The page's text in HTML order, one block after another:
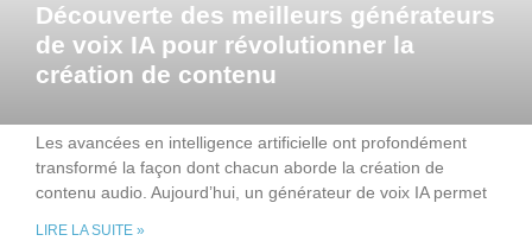
Découverte des meilleurs générateurs
de voix IA pour révolutionner la
création de contenu
Les avancées en intelligence artificielle ont profondément
transformé la façon dont chacun aborde la création de
contenu audio. Aujourd’hui, un générateur de voix IA permet
LIRE LA SUITE »